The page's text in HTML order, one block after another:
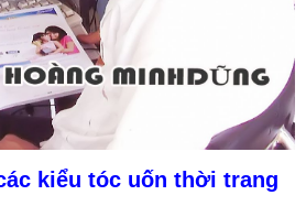
kiểu tóc uốn thời trang